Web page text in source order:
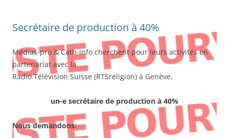
Secrétaire de production à 40%
Médias-pro & Cath-info cherchent pour leurs activités en
partenariat avec la
Radio Télévision Suisse (RTSreligion) à Genève,
un-e secrétaire de production à 40%
Nous demandons: